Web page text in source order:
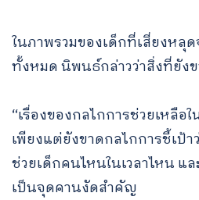
ในภาพรวมของเด็กที่เสี่ยงหลุ
ทั้งหมด นิพนธ์กล่าวว่าสิ่งที่ยัง
“เรื่องของกลไกการช่วยเหลือ
เพียงแต่ยังขาดกลไกการชี้เป้
ช่วยเด็กคนไหนในเวลาไหน แ
เป็นจุดคานงัดสำคัญ